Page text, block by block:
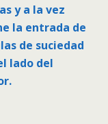
y a la vez
la entrada de
de suciedad
lado del